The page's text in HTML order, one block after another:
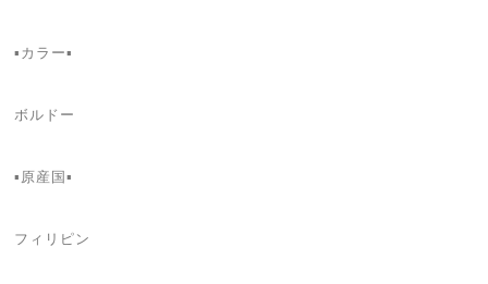
▪カラー▪
ボルドー
▪原産国▪
フィリピン